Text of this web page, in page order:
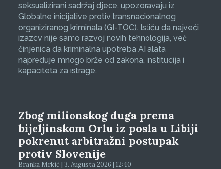
seksualizirani sadržaj djece, upozoravaju iz
Globalne inicijative protiv transnacionalnog
organiziranog kriminala (GI-TOC). Ističu da najveći
izazov nije samo razvoj novih tehnologija, već
činjenica da kriminalna upotreba AI alata
napreduje mnogo brže od zakona, institucija i
kapaciteta za istrage.
Zbog milionskog duga prema
bijeljinskom Orlu iz posla u Libiji
pokrenut arbitražni postupak
protiv Slovenije
Branka Mrkić | 3. Augusta 2026 | 12:40